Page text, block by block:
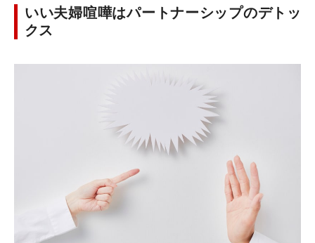
いい夫婦喧嘩はパートナーシップのデトッ
クス